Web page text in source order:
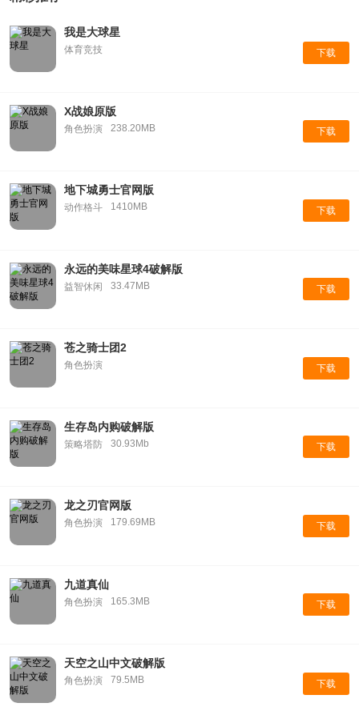
我是大球星
体育竞技 下载
X战娘原版
角色扮演 238.20MB 下载
地下城勇士官网版
动作格斗 1410MB 下载
永远的美味星球4破解版
益智休闲 33.47MB 下载
苍之骑士团2
角色扮演 下载
生存岛内购破解版
策略塔防 30.93Mb 下载
龙之刃官网版
角色扮演 179.69MB 下载
九道真仙
角色扮演 165.3MB 下载
天空之山中文破解版
角色扮演 79.5MB 下载